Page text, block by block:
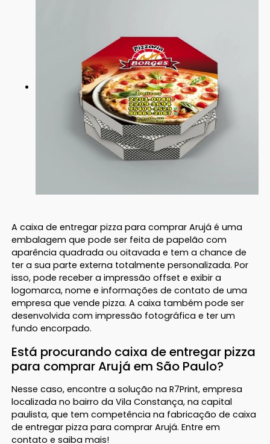
A caixa de entregar pizza para comprar Arujá é uma
embalagem que pode ser feita de papelão com
aparência quadrada ou oitavada e tem a chance de
ter a sua parte externa totalmente personalizada. Por
isso, pode receber a impressão offset e exibir a
logomarca, nome e informações de contato de uma
empresa que vende pizza. A caixa também pode ser
desenvolvida com impressão fotográfica e ter um
fundo encorpado.
Está procurando caixa de entregar pizza
para comprar Arujá em São Paulo?
Nesse caso, encontre a solução na R7Print, empresa
localizada no bairro da Vila Constança, na capital
paulista, que tem competência na fabricação de caixa
de entregar pizza para comprar Arujá. Entre em
contato e saiba mais!